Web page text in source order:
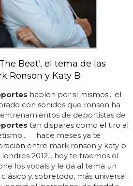
Beat', el tema de las
Ronson y Katy B
hablen por sí mismos... el
con sonidos que ronson ha
de deportistas de
tan dispares como el tiro al
hace meses ya te
entre mark ronson y katy b
2012... hoy te traemos el
los vocals y le da al tema un
y, sobretodo, más universal